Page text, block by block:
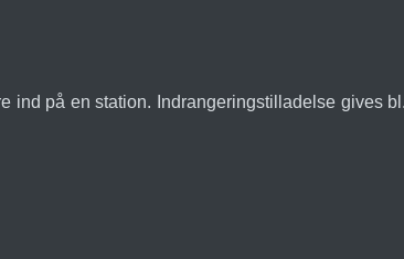
ind på en station. Indrangeringstilladelse gives